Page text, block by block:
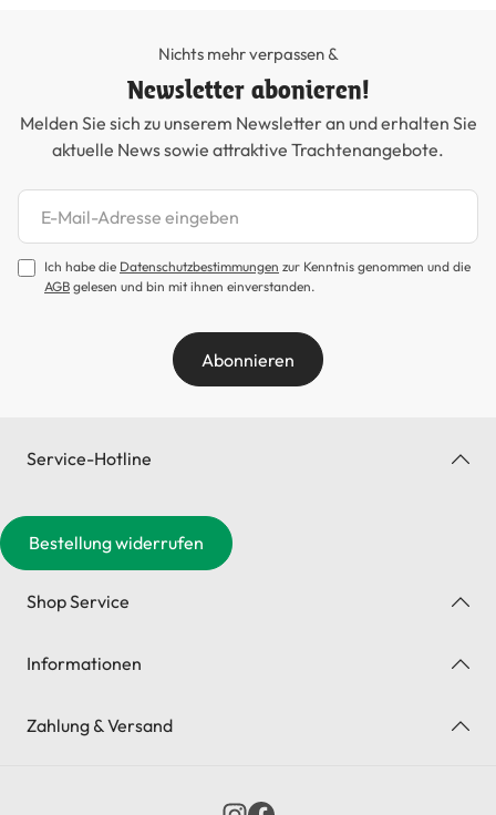
Nichts mehr verpassen &
Newsletter abonieren!
Melden Sie sich zu unserem Newsletter an und erhalten Sie
aktuelle News sowie attraktive Trachtenangebote.
Newsletter abonnieren
Ich habe die Datenschutzbestimmungen zur Kenntnis genommen und die
AGB gelesen und bin mit ihnen einverstanden.
Abonnieren
Service-Hotline
Bestellung widerrufen
Shop Service
Informationen
Zahlung & Versand